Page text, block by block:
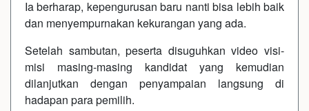
Ia berharap, kepengurusan baru nanti bisa lebih baik
dan menyempurnakan kekurangan yang ada.
Setelah sambutan, peserta disuguhkan video visi-
misi masing-masing kandidat yang kemudian
dilanjutkan dengan penyampaian langsung di
hadapan para pemilih.